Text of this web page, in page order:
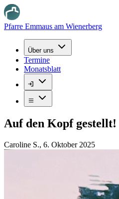
Pfarre Emmaus am Wienerberg
Über uns
Termine
Monatsblatt
Auf den Kopf gestellt!
Caroline S., 6. Oktober 2025